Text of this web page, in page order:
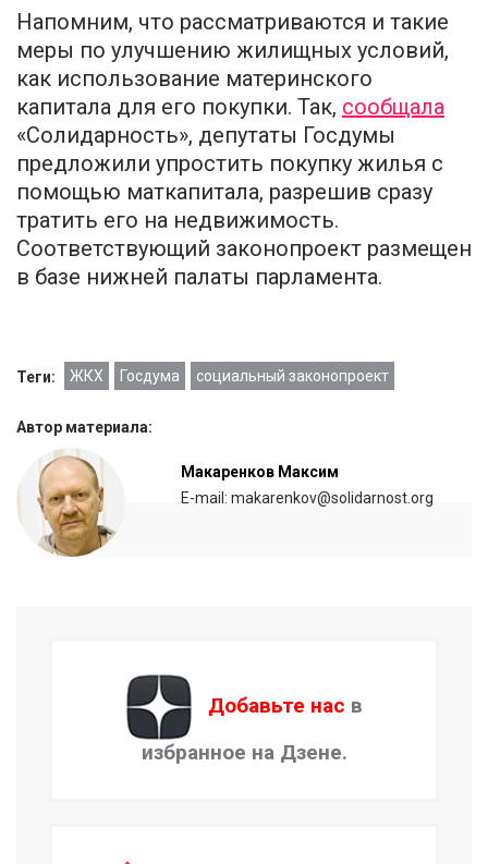
Напомним, что рассматриваются и такие
меры по улучшению жилищных условий,
как использование материнского
капитала для его покупки. Так, сообщала
«Солидарность», депутаты Госдумы
предложили упростить покупку жилья с
помощью маткапитала, разрешив сразу
тратить его на недвижимость.
Соответствующий законопроект размещен
в базе нижней палаты парламента.
Теги: ЖКХ Госдума социальный законопроект
Автор материала:
Макаренков Максим
E-mail: makarenkov@solidarnost.org
Добавьте нас в
избранное на Дзене.